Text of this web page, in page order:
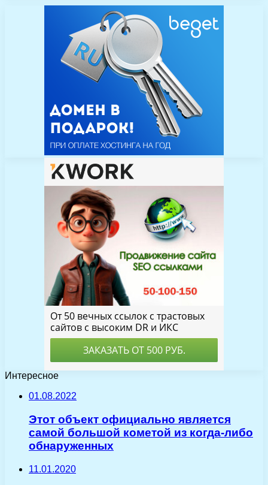
Интересное
01.08.2022
Этот объект официально является
самой большой кометой из когда-либо
обнаруженных
11.01.2020